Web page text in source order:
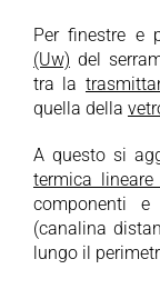
Per finestre e
(Uw) del
tra la
quella della
A questo si
termica
componenti
(canalina
lungo il